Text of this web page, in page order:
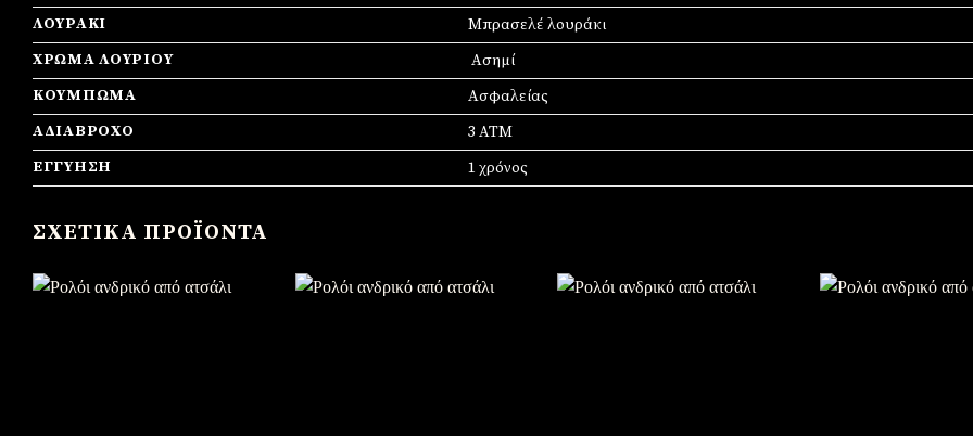
ΛΟΥΡΆΚΙ
Μπρασελέ λουράκι
ΧΡΏΜΑ ΛΟΥΡΙΟΎ
Ασημί
ΚΟΎΜΠΩΜΑ
Ασφαλείας
ΑΔΙΆΒΡΟΧΟ
3 ATM
ΕΓΓΎΗΣΗ
1 χρόνος
ΣΧΕΤΙΚΆ ΠΡΟΪΌΝΤΑ